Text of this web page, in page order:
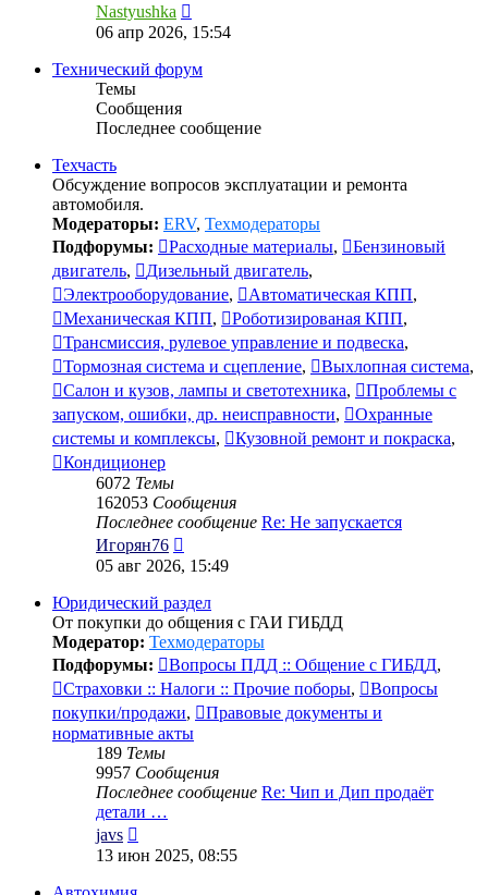
Nastyushka
к
сообщению
06 апр 2026, 15:54
Технический форум
Темы
Сообщения
Последнее сообщение
Техчасть
Обсуждение вопросов эксплуатации и ремонта
автомобиля.
Модераторы: ERV, Техмодераторы
Подфорумы:
Расходные материалы,
Бензиновый
двигатель, Дизельный двигатель,
Электрооборудование, Автоматическая КПП,
Механическая КПП, Роботизированая КПП,
Трансмиссия, рулевое управление и подвеска,
Тормозная система и сцепление, Выхлопная система,
Салон и кузов, лампы и светотехника,
Проблемы с
запуском, ошибки, др. неисправности,
Охранные
системы и комплексы, Кузовной ремонт и покраска,
Кондиционер
6072 Темы
162053 Сообщения
Последнее сообщение Re: Не запускается
Игорян76
к
сообщению
05 авг 2026, 15:49
Юридический раздел
От покупки до общения с ГАИ ГИБДД
Модератор: Техмодераторы
Подфорумы:
Вопросы ПДД :: Общение с ГИБДД,
Страховки :: Налоги :: Прочие поборы,
Вопросы
покупки/продажи,
Правовые документы и
нормативные акты
189 Темы
9957 Сообщения
Последнее сообщение Re: Чип и Дип продаёт
детали …
javs
к
13 июн 2025, 08:55